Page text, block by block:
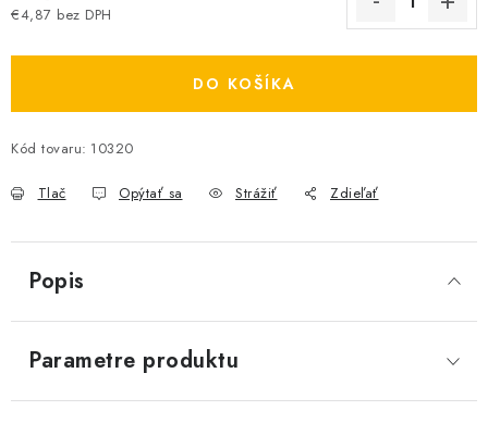
€4,87 bez DPH
DO KOŠÍKA
Kód tovaru: 10320
Tlač Opýtať sa Strážiť Zdieľať
Popis
Parametre produktu